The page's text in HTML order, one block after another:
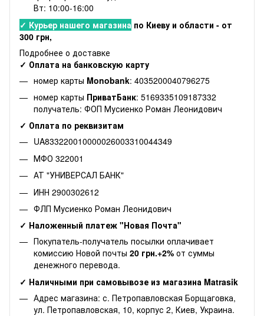
Вт: 10:00-16:00
✓ Курьер нашего магазина по Киеву и области - от
300 грн,
Подробнее о доставке
✓ Оплата на банковскую карту
номер карты Monobank: 4035200040796275
номер карты ПриватБанк: 5169335109187332
получатель: ФОП Мусиенко Роман Леонидович
✓ Оплата по реквизитам
UA833220010000026003310044349
МФО 322001
АТ "УНИВЕРСАЛ БАНК"
ИНН 2900302612
ФЛП Мусиенко Роман Леонидович
✓ Наложенный платеж "Новая Почта"
Покупатель-получатель посылки оплачивает
комиссию Новой почты 20 грн.+2% от суммы
денежного перевода.
✓ Наличными при самовывозе из магазина Matrasik
Адрес магазина: с. Петропавловская Борщаговка,
ул. Петропавловская, 10, корпус 2, Киев, Украина.